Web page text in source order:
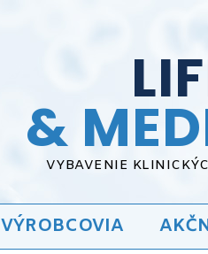
&
VYBAVENIE
VÝROBCOVIA